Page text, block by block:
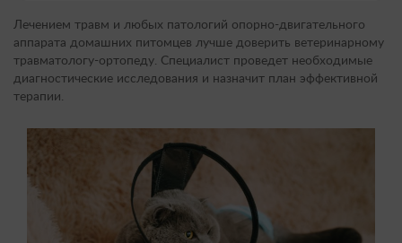
Лечением травм и любых патологий опорно-двигательного
аппарата домашних питомцев лучше доверить ветеринарному
травматологу-ортопеду. Специалист проведет необходимые
диагностические исследования и назначит план эффективной
терапии.